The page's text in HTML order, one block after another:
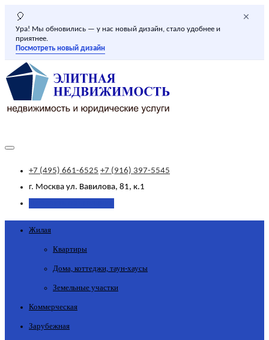
🎈
Ура! Мы обновились — у нас новый дизайн, стало удобнее и
приятнее.
Посмотреть новый дизайн
×
+7 (495) 661-6525 +7 (916) 397-5545
г. Москва ул. Вавилова, 81, к.1
Жилая
Квартиры
Дома, коттеджи, таун-хаусы
Земельные участки
Коммерческая
Зарубежная